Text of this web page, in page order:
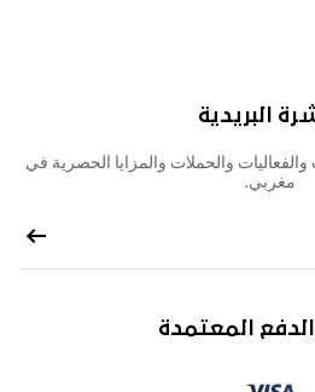
البريدية
والحملات والمزايا الحصرية في
مغربي.
المعتمدة